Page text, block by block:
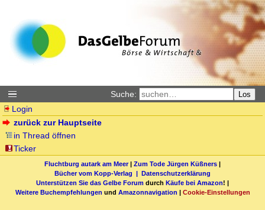
Suche: Los
Login
zurück zur Hauptseite
in Thread öffnen
Ticker
Fluchtburg autark am Meer| Zum Tode Jürgen Küßners |
Bücher vom Kopp-Verlag | Datenschutzerklärung
Unterstützen Sie das Gelbe Forum durch Käufe bei Amazon! |
Weitere Buchempfehlungen und Amazonnavigation | Cookie-Einstellungen